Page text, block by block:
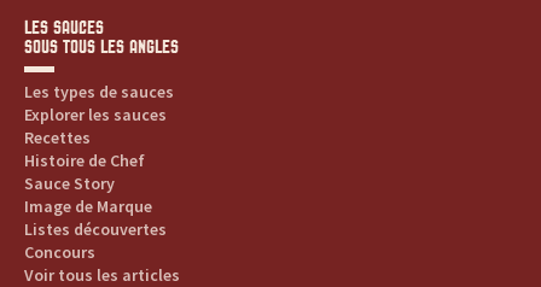
LES SAUCES
SOUS TOUS LES ANGLES
Les types de sauces
Explorer les sauces
Recettes
Histoire de Chef
Sauce Story
Image de Marque
Listes découvertes
Concours
Voir tous les articles